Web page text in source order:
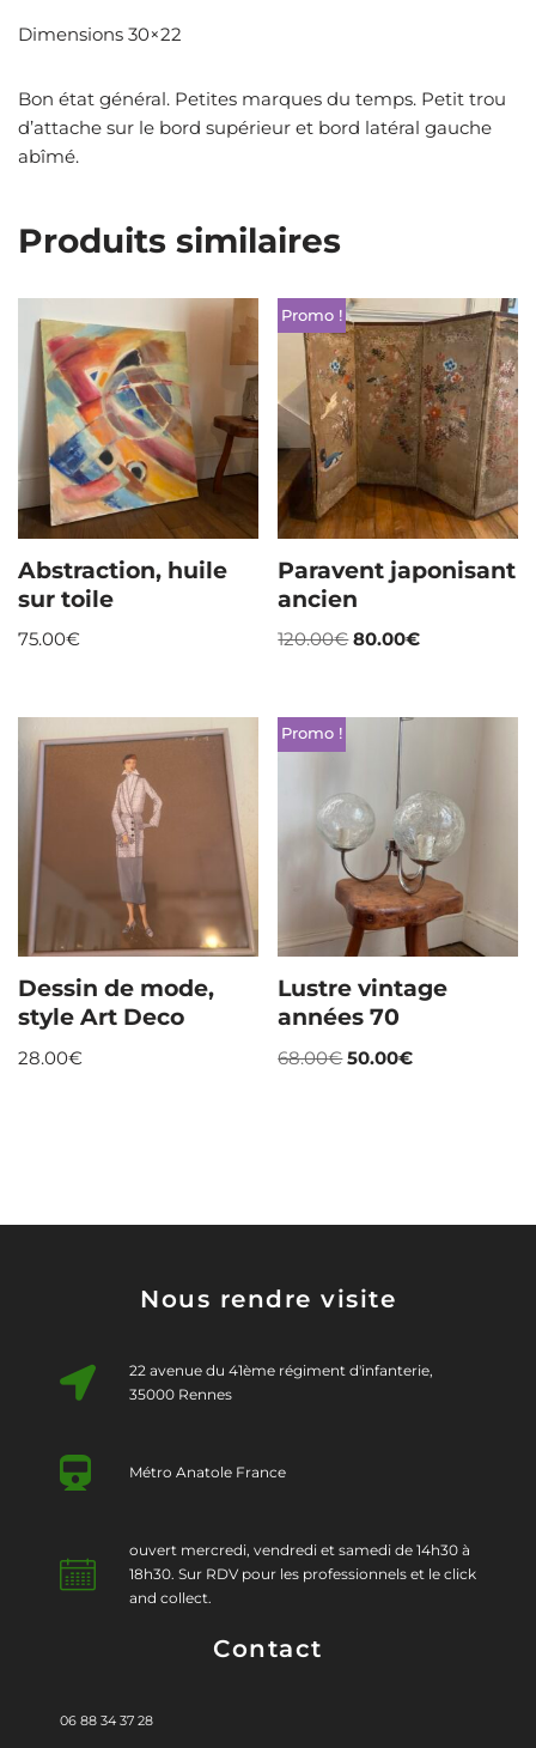
Dimensions 30×22
Bon état général. Petites marques du temps. Petit trou
d’attache sur le bord supérieur et bord latéral gauche
abîmé.
Produits similaires
Abstraction, huile
sur toile
75.00€
Promo !
Paravent japonisant
ancien
120.00€ 80.00€
Dessin de mode,
style Art Deco
28.00€
Promo !
Lustre vintage
années 70
68.00€ 50.00€
Nous rendre visite
22 avenue du 41ème régiment d'infanterie,
35000 Rennes
Métro Anatole France
ouvert mercredi, vendredi et samedi de 14h30 à
18h30. Sur RDV pour les professionnels et le click
and collect.
Contact
06 88 34 37 28